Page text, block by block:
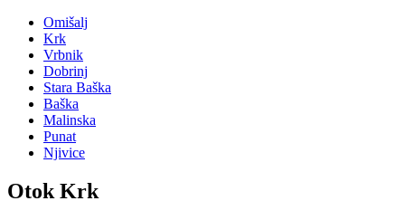
Omišalj
Krk
Vrbnik
Dobrinj
Stara Baška
Baška
Malinska
Punat
Njivice
Otok Krk